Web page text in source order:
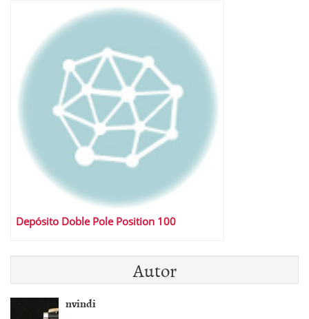
Depósito Doble Pole Position 100
Autor
nvindi